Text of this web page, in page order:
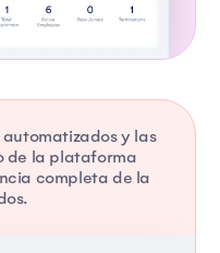
y las
de la plataforma
completa de la